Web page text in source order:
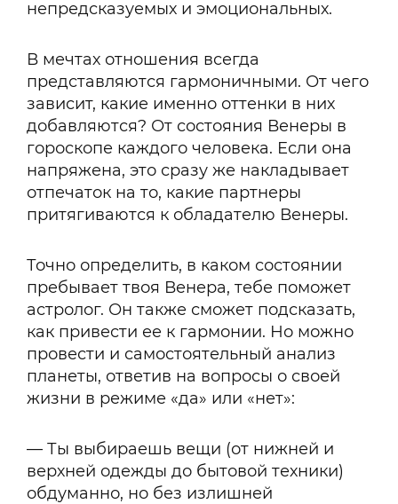
непредсказуемых и эмоциональных.
В мечтах отношения всегда
представляются гармоничными. От чего
зависит, какие именно оттенки в них
добавляются? От состояния Венеры в
гороскопе каждого человека. Если она
напряжена, это сразу же накладывает
отпечаток на то, какие партнеры
притягиваются к обладателю Венеры.
Точно определить, в каком состоянии
пребывает твоя Венера, тебе поможет
астролог. Он также сможет подсказать,
как привести ее к гармонии. Но можно
провести и самостоятельный анализ
планеты, ответив на вопросы о своей
жизни в режиме «да» или «нет»:
— Ты выбираешь вещи (от нижней и
верхней одежды до бытовой техники)
обдуманно, но без излишней